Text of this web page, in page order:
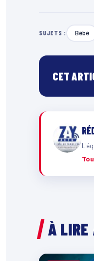
SUJETS : Bébé
CET
À LIRE